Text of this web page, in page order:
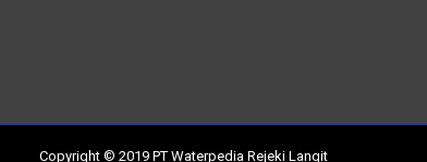
Copyright © 2019 PT Waterpedia Rejeki Langit